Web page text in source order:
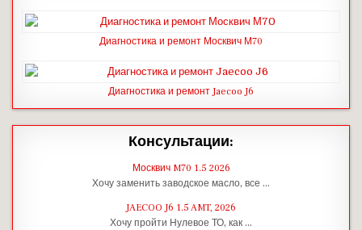
Диагностика и ремонт Москвич М70
Диагностика и ремонт Jaecoo J6
Консультации:
Москвич M70 1.5 2026
Хочу заменить заводское масло, все …
JAECOO J6 1.5 AMT, 2026
Хочу пройти Нулевое ТО, как …